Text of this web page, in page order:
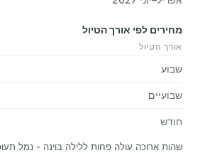
מחירים לפי אורך הטיול
אורך הטיול
שבוע
שבועיים
חודש
שהות ארוכה עולה פחות ללילה בוינה - נמל